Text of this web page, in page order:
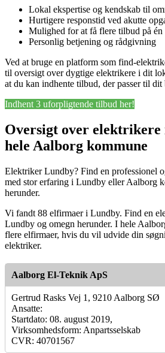
Lokal ekspertise og kendskab til
Hurtigere responstid ved akutte
Mulighed for at få flere tilbud på
Personlig betjening og rådgivning
Ved at bruge en platform som find-
til oversigt over dygtige elektrikere i dit
at du kan indhente tilbud, der passer til dit
Indhent 3 uforpligtende tilbud her!
Oversigt over
hele Aalborg kommune
Elektriker Lundby? Find en professionel
med stor erfaring i Lundby eller Aalborg
herunder.
Vi fandt 88 elfirmaer i Lundby. Find en
Lundby og omegn herunder. I hele
flere elfirmaer, hvis du vil udvide din
elektriker.
Aalborg El-Teknik ApS
Gertrud Rasks Vej 1, 9210 Aalborg SØ
Ansatte:
Startdato: 08. august 2019,
Virksomhedsform: Anpartsselskab
CVR: 40701567